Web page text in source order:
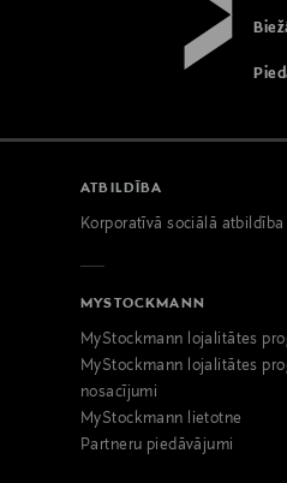
ATBILDĪBA
Korporatīvā sociālā atbildība
MYSTOCKMANN
MyStockmann lojalitātes
MyStockmann lojalitātes
nosacījumi
MyStockmann lietotne
Partneru piedāvājumi